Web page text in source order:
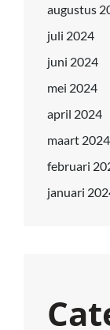
augustus
juli 2024
juni 2024
mei 2024
april 2024
maart 2024
februari
januari